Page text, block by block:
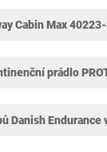
Cabin Max
prádlo
Danish Endurance